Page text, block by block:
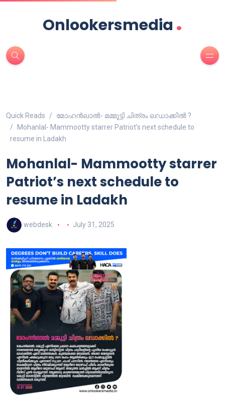
Onlookersmedia .
Quick Reads
മോഹൻലാൽ- മമ്മൂട്ടി ചിത്രം ലഡാക്കിൽ ?
Mohanlal- Mammootty starrer Patriot’s next schedule to
resume in Ladakh
Mohanlal- Mammootty starrer
Patriot’s next schedule to
resume in Ladakh
webdesk July 31, 2025